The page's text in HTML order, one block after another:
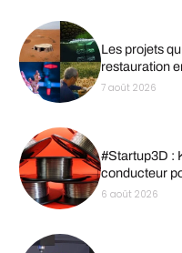
Les projets
restauration
7 août 2026
#Startup3D :
conducteur
6 août 2026